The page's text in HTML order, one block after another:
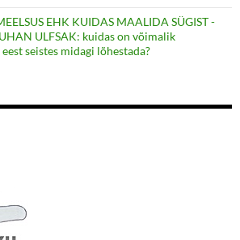
EHK KUIDAS MAALIDA SÜGIST -
ULFSAK: kuidas on võimalik
seistes midagi lõhestada?